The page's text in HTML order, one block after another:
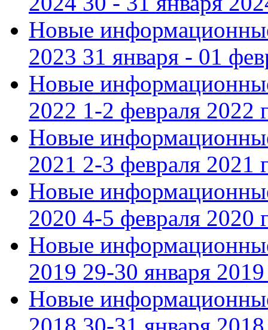
Новые
2023 31 января - 01
Новые
2022 1-2 февраля 2022
Новые
2021 2-3 февраля 2021
Новые
2020 4-5 февраля 2020
Новые
2019 29-30 января 2019
Новые